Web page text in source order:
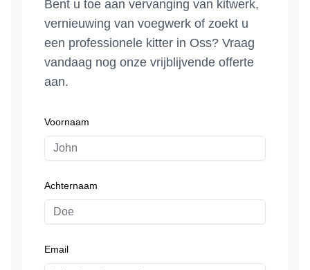
Bent u toe aan vervanging van kitwerk,
vernieuwing van voegwerk of zoekt u
een professionele kitter in Oss? Vraag
vandaag nog onze vrijblijvende offerte
aan.
Voornaam
Achternaam
Email